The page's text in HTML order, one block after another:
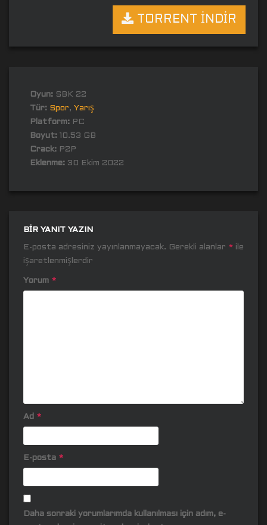
TORRENT İNDİR
Oyun: SBK 22
Tür: Spor, Yarış
Platform: PC
Boyut: 10.53 GB
Crack: P2P
Eklenme: 30 Ekim 2022
BIR YANIT YAZIN
E-posta adresiniz yayınlanmayacak. Gerekli alanlar * ile
işaretlenmişlerdir
Yorum *
Ad *
E-posta *
Daha sonraki yorumlarımda kullanılması için adım, e-